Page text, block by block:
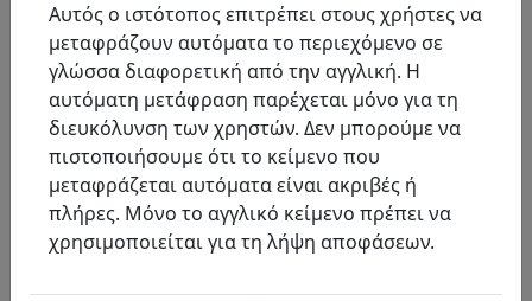
Previous Slide Next Slide
Δείτε όλα τα συστήματα
ΜΆΣΚΕΣ
Αυτός ο ιστότοπος επιτρέπει στους χρήστες να
μεταφράζουν αυτόματα το περιεχόμενο σε
γλώσσα διαφορετική από την αγγλική. Η
αυτόματη μετάφραση παρέχεται μόνο για τη
διευκόλυνση των χρηστών. Δεν μπορούμε να
πιστοποιήσουμε ότι το κείμενο που
μεταφράζεται αυτόματα είναι ακριβές ή
πλήρες. Μόνο το αγγλικό κείμενο πρέπει να
χρησιμοποιείται για τη λήψη αποφάσεων.